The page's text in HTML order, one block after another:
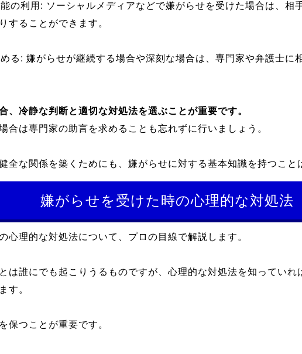
の利用: ソーシャルメディアなどで嫌がらせを受けた場合は、相
することができます。
る: 嫌がらせが継続する場合や深刻な場合は、専門家や弁護士に
、冷静な判断と適切な対処法を選ぶことが重要です。
合は専門家の助言を求めることも忘れずに行いましょう。
全な関係を築くためにも、嫌がらせに対する基本知識を持つこと
嫌がらせを受けた時の心理的な対処法
心理的な対処法について、プロの目線で解説します。
は誰にでも起こりうるものですが、心理的な対処法を知っていれ
す。
保つことが重要です。